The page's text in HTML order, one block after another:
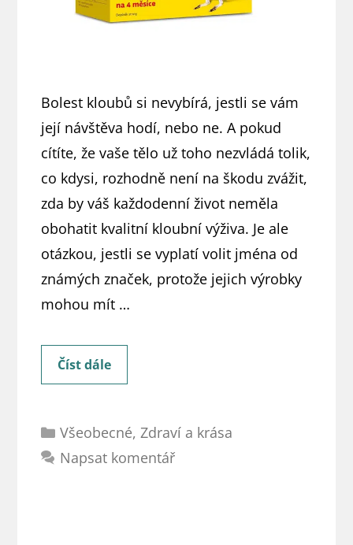
Bolest kloubů si nevybírá, jestli se vám
její návštěva hodí, nebo ne. A pokud
cítíte, že vaše tělo už toho nezvládá tolik,
co kdysi, rozhodně není na škodu zvážit,
zda by váš každodenní život neměla
obohatit kvalitní kloubní výživa. Je ale
otázkou, jestli se vyplatí volit jména od
známých značek, protože jejich výrobky
mohou mít …
Číst dáleVíte,
co
obsahuje
kloubní
Rubriky
Všeobecné,Zdraví a krása
Napsat komentář